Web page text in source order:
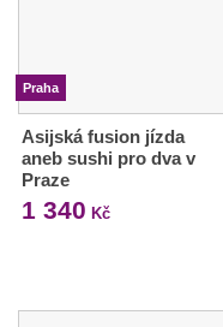
Praha
Asijská fusion jízda
aneb sushi pro dva v
Praze
1 340 Kč